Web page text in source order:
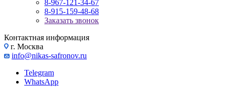
8-967-121-34-67
8-915-159-48-68
Заказать звонок
Контактная информация
г. Москва
info@nikas-safronov.ru
Telegram
WhatsApp